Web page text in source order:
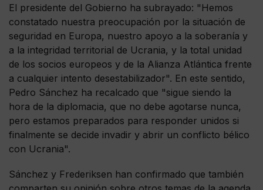
El presidente del Gobierno ha subrayado: "Hemos
constatado nuestra preocupación por la situación de
seguridad en Europa, nuestro apoyo a la soberanía y
a la integridad territorial de Ucrania, y la total unidad
de los socios europeos y de la Alianza Atlántica frente
a cualquier intento desestabilizador". En este sentido,
Pedro Sánchez ha recalcado que "sigue siendo la
hora de la diplomacia, que no debe agotarse nunca,
pero estamos preparados para responder unidos si
finalmente se decide invadir y abrir un conflicto bélico
con Ucrania".
Sánchez y Frederiksen han confirmado que también